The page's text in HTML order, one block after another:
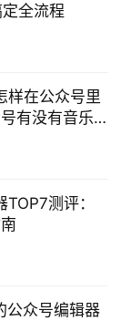
全流程
样在公众号里
有没有音乐
测评：
公众号编辑器